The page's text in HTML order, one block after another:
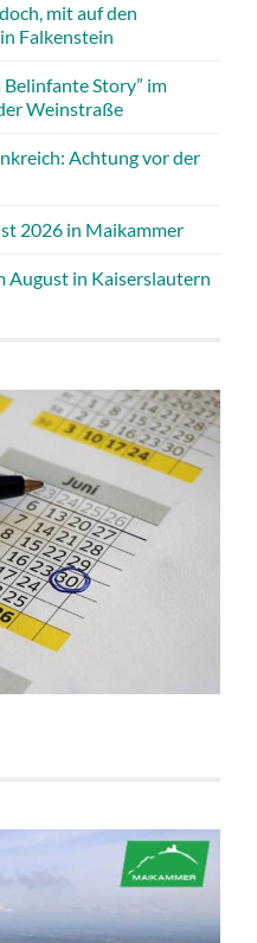
mit auf den
Falkenstein
Belinfante Story” im
Weinstraße
Achtung vor der
2026 in Maikammer
August in Kaiserslautern